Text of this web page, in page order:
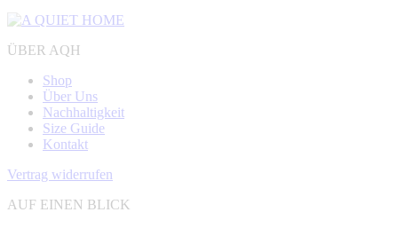
ÜBER AQH
Shop
Über Uns
Nachhaltigkeit
Size Guide
Kontakt
Vertrag widerrufen
AUF EINEN BLICK